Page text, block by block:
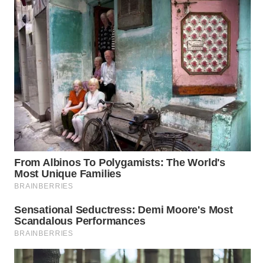
WN
TAPANULI
SELATAN
WN
TANJUNG
LESUNG
WN
KARO
WN
WN
LABUHANBATU